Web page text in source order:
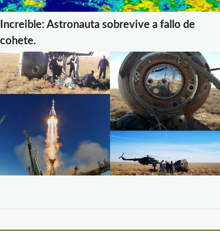
Increible: Astronauta sobrevive a fallo de
cohete.